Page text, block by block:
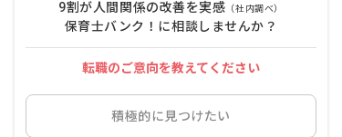
9割が人間関係の改善を実感 （社内調べ）
保育士バンク！に相談しませんか？
転職のご意向を教えてください
積極的に見つけたい